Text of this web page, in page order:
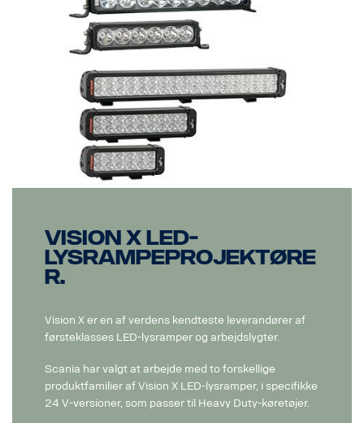
Vision X LED-
lysrampeprojektøre
r.
Vision X er en af verdens kendteste leverandører af
førsteklasses LED-lysramper og arbejdslygter.
Scania har valgt at arbejde med to forskellige
produktfamilier af Vision X LED-lysramper, i specifikke
24 V-versioner, som passer til Heavy Duty-køretøjer.